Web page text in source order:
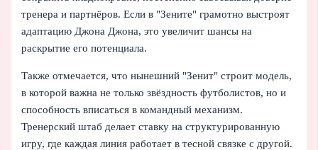
тренера и партнёров. Если в "Зените" грамотно выстроят
адаптацию Джона Джона, это увеличит шансы на
раскрытие его потенциала.
Также отмечается, что нынешний "Зенит" строит модель,
в которой важна не только звёздность футболистов, но и
способность вписаться в командный механизм.
Тренерский штаб делает ставку на структурированную
игру, где каждая линия работает в тесной связке с другой.